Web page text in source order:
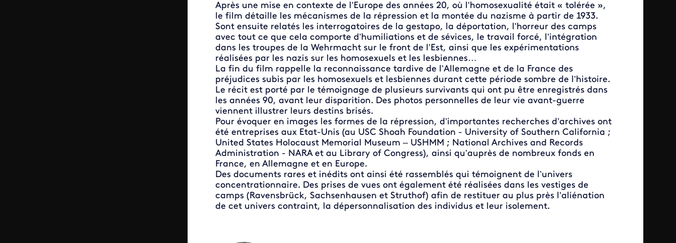
Après une mise en contexte de l’Europe des années 20, où l’homosexualité était « tolérée »,
le film détaille les mécanismes de la répression et la montée du nazisme à partir de 1933.
Sont ensuite relatés les interrogatoires de la gestapo, la déportation, l’horreur des camps
avec tout ce que cela comporte d’humiliations et de sévices, le travail forcé, l’intégration
dans les troupes de la Wehrmacht sur le front de l’Est, ainsi que les expérimentations
réalisées par les nazis sur les homosexuels et les lesbiennes…
La fin du film rappelle la reconnaissance tardive de l’Allemagne et de la France des
préjudices subis par les homosexuels et lesbiennes durant cette période sombre de l’histoire.
Le récit est porté par le témoignage de plusieurs survivants qui ont pu être enregistrés dans
les années 90, avant leur disparition. Des photos personnelles de leur vie avant-guerre
viennent illustrer leurs destins brisés.
Pour évoquer en images les formes de la répression, d’importantes recherches d’archives ont
été entreprises aux Etat-Unis (au USC Shoah Foundation - University of Southern California ;
United States Holocaust Memorial Museum – USHMM ; National Archives and Records
Administration - NARA et au Library of Congress), ainsi qu’auprès de nombreux fonds en
France, en Allemagne et en Europe.
Des documents rares et inédits ont ainsi été rassemblés qui témoignent de l’univers
concentrationnaire. Des prises de vues ont également été réalisées dans les vestiges de
camps (Ravensbrück, Sachsenhausen et Struthof) afin de restituer au plus près l’aliénation
de cet univers contraint, la dépersonnalisation des individus et leur isolement.